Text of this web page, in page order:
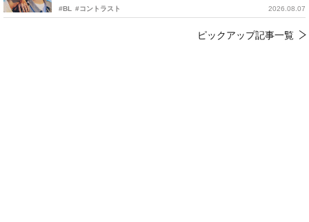
#BL #コントラスト 2026.08.07
ピックアップ記事一覧